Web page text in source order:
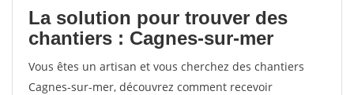
La solution pour trouver des
chantiers : Cagnes-sur-mer
Vous êtes un artisan et vous cherchez des chantiers
Cagnes-sur-mer, découvrez comment recevoir